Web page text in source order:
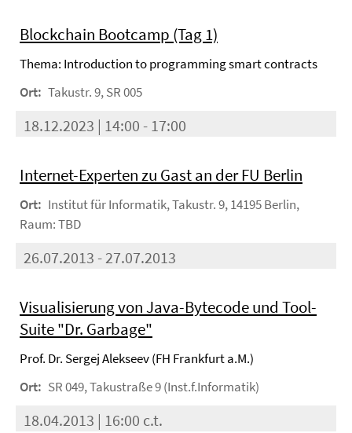
Blockchain Bootcamp (Tag 1)
Thema: Introduction to programming smart contracts
Ort: Takustr. 9, SR 005
18.12.2023 | 14:00 - 17:00
Internet-Experten zu Gast an der FU Berlin
Ort: Institut für Informatik, Takustr. 9, 14195 Berlin,
Raum: TBD
26.07.2013 - 27.07.2013
Visualisierung von Java-Bytecode und Tool-
Suite "Dr. Garbage"
Prof. Dr. Sergej Alekseev (FH Frankfurt a.M.)
Ort: SR 049, Takustraße 9 (Inst.f.Informatik)
18.04.2013 | 16:00 c.t.